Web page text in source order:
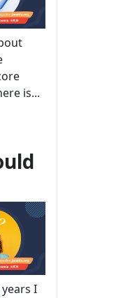
is...
I